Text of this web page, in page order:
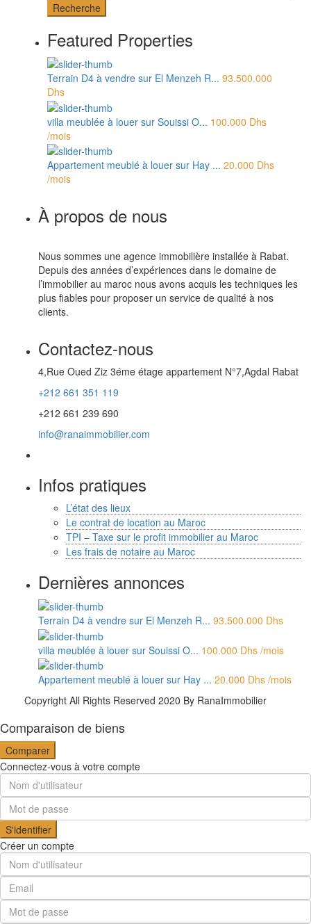
Recherche
Featured Properties
Terrain D4 à vendre sur El Menzeh R... 93.500.000
Dhs
villa meublée à louer sur Souissi O... 100.000 Dhs
/mois
Appartement meublé à louer sur Hay ... 20.000 Dhs
/mois
À propos de nous
Nous sommes une agence immobilière installée à Rabat.
Depuis des années d’expériences dans le domaine de
l’immobilier au maroc nous avons acquis les techniques les
plus fiables pour proposer un service de qualité à nos
clients.
Contactez-nous
4,Rue Oued Ziz 3éme étage appartement N°7,Agdal Rabat
+212 661 351 119
+212 661 239 690
info@ranaimmobilier.com
Infos pratiques
L’état des lieux
Le contrat de location au Maroc
TPI – Taxe sur le profit immobilier au Maroc
Les frais de notaire au Maroc
Dernières annonces
Terrain D4 à vendre sur El Menzeh R... 93.500.000 Dhs
villa meublée à louer sur Souissi O... 100.000 Dhs /mois
Appartement meublé à louer sur Hay ... 20.000 Dhs /mois
Copyright All Rights Reserved 2020 By RanaImmobilier
Comparaison de biens
Comparer
Connectez-vous à votre compte
S'identifier
Créer un compte